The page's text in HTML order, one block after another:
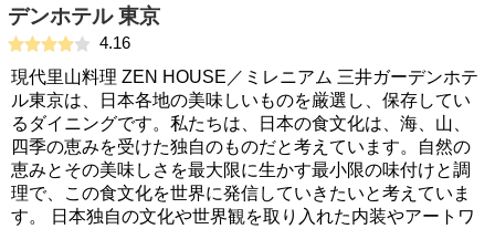
デンホテル 東京
4.16
現代里山料理 ZEN HOUSE／ミレニアム 三井ガーデンホテ
ル東京は、日本各地の美味しいものを厳選し、保存してい
るダイニングです。私たちは、日本の食文化は、海、山、
四季の恵みを受けた独自のものだと考えています。自然の
恵みとその美味しさを最大限に生かす最小限の味付けと調
理で、この食文化を世界に発信していきたいと考えていま
す。 日本独自の文化や世界観を取り入れた内装やアートワ